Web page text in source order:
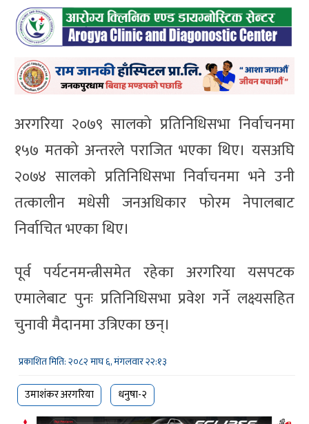
अरगरिया २०७९ सालको प्रतिनिधिसभा निर्वाचनमा
१५७ मतको अन्तरले पराजित भएका थिए। यसअघि
२०७४ सालको प्रतिनिधिसभा निर्वाचनमा भने उनी
तत्कालीन मधेसी जनअधिकार फोरम नेपालबाट
निर्वाचित भएका थिए।
पूर्व पर्यटनमन्त्रीसमेत रहेका अरगरिया यसपटक
एमालेबाट पुनः प्रतिनिधिसभा प्रवेश गर्ने लक्ष्यसहित
चुनावी मैदानमा उत्रिएका छन्।
प्रकाशित मिति: २०८२ माघ ६, मंगलवार २२:१३
उमाशंकर अरगरिया धनुषा-२